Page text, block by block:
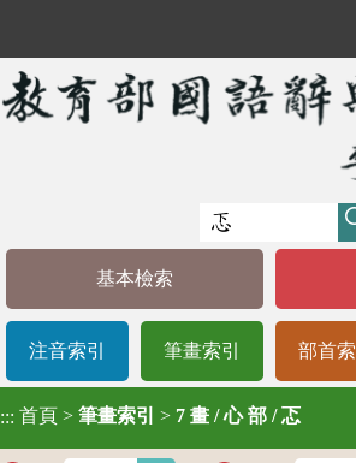
基本檢索
注音索引 筆畫索引 部首索
::: 首頁 > 筆畫索引 > 7 畫 / 心 部 / 忑